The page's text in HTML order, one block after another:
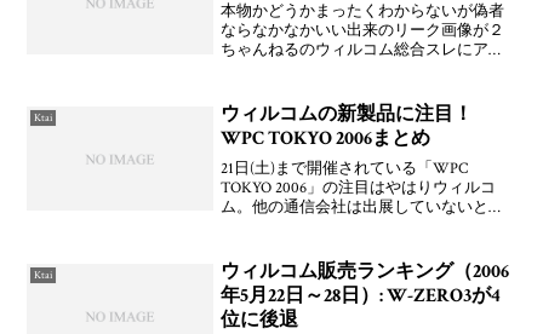
本物かどうかまったくわからないが偽者
ならなかなかいい出来のリーク画像が２
ちゃんねるのウィルコム総合スレにアッ
んのまとめによると「OPERA BROWER &
HI
Ktai
ウィルコムの新製品に注目！
WPC TOKYO 2006まとめ
21日(土)まで開催されている「WPC
TOKYO 2006」の注目はやはりウィルコ
ム。他の通信会社は出展していないとい
種「9 (nine)」などの新製品が触
Ktai
ウィルコム販売ランキング（2006
年5月22日～28日）: W-ZERO3が4
位に後退